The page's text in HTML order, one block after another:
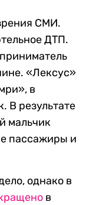
СМИ.
ДТП.
«Лексус»
в
В результате
мальчик
пассажиры и
однако в
в